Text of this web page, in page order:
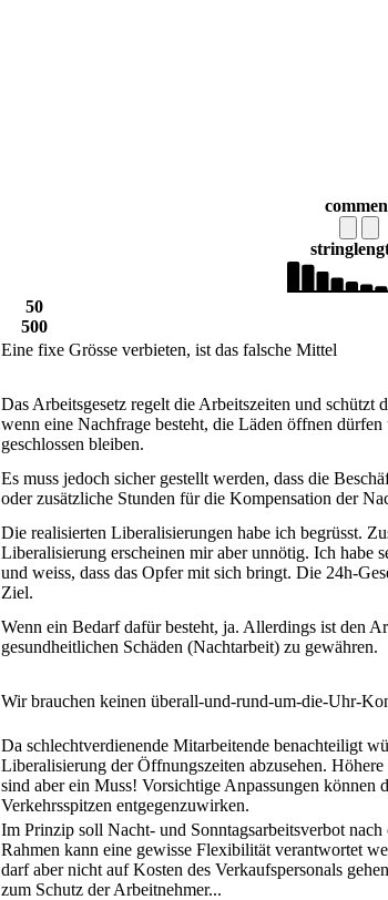
string
50
500
Eine fixe Grösse verbieten, ist das falsche Mittel
Das Arbeitsgesetz regelt die Arbeitszeiten und schützt
wenn eine Nachfrage besteht, die Läden öffnen
geschlossen bleiben.
Es muss jedoch sicher gestellt werden, dass die
oder zusätzliche Stunden für die Kompensation der
Die realisierten Liberalisierungen habe ich begrüsst.
Liberalisierung erscheinen mir aber unnötig. Ich habe
und weiss, dass das Opfer mit sich bringt. Die 24h-
Ziel.
Wenn ein Bedarf dafür besteht, ja. Allerdings ist den
gesundheitlichen Schäden (Nachtarbeit) zu gewähren.
Wir brauchen keinen überall-und-rund-um-die-Uhr-
Da schlechtverdienende Mitarbeitende benachteiligt
Liberalisierung der Öffnungszeiten abzusehen.
sind aber ein Muss! Vorsichtige Anpassungen können
Verkehrsspitzen entgegenzuwirken.
Im Prinzip soll Nacht- und Sonntagsarbeitsverbot
Rahmen kann eine gewisse Flexibilität verantwortet
darf aber nicht auf Kosten des Verkaufspersonals
zum Schutz der Arbeitnehmer...